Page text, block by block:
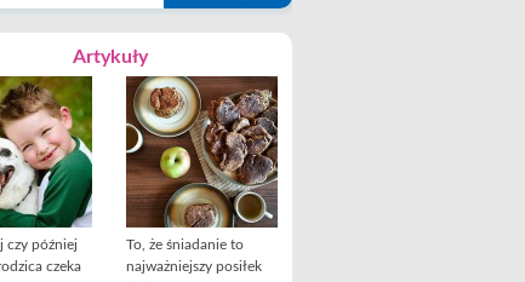
Artykuły
czy później
czeka
To, że śniadanie to
najważniejszy posiłek